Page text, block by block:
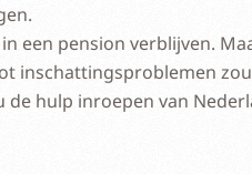
een pension verblijven.
inschattingsproblemen
hulp inroepen van